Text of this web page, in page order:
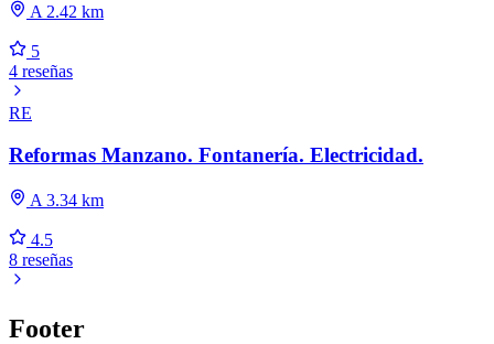
A 2.42 km
5
4 reseñas
RE
Reformas Manzano. Fontanería. Electricidad.
A 3.34 km
4.5
8 reseñas
Footer